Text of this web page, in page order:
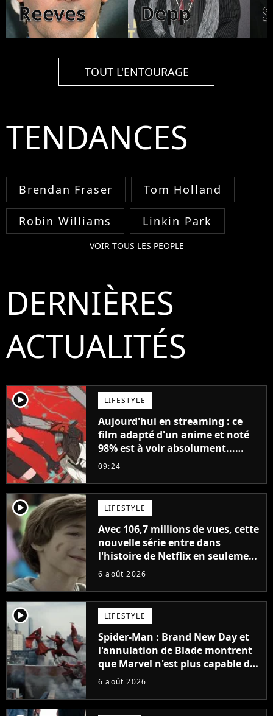
Reeves
Depp
TOUT L'ENTOURAGE
TENDANCES
Brendan Fraser Tom Holland
Robin Williams Linkin Park
VOIR TOUS LES PEOPLE
DERNIÈRES
ACTUALITÉS
player2 LIFESTYLE
Aujourd'hui en streaming : ce
film adapté d'un anime et noté
98% est à voir absolument...
sinon vous ne comprendrez plus
09:24
player2 LIFESTYLE
Avec 106,7 millions de vues, cette
nouvelle série entre dans
l'histoire de Netflix en seulement
48 jours
6 août 2026
player2 LIFESTYLE
Spider-Man : Brand New Day et
l'annulation de Blade montrent
que Marvel n'est plus capable de
faire quoi que ce soit de simple
6 août 2026